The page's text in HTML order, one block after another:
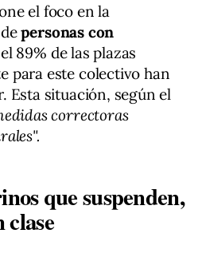
el foco en la
personas con
89% de las plazas
para este colectivo han
Esta situación, según el
correctoras
que suspenden,